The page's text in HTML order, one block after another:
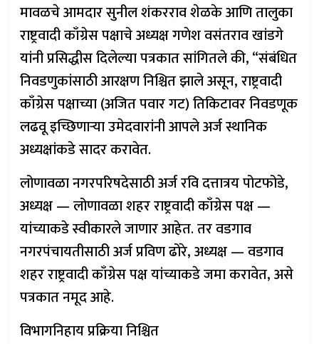
मावळचे आमदार सुनील शंकरराव शेळके आणि तालुका
राष्ट्रवादी काँग्रेस पक्षाचे अध्यक्ष गणेश वसंतराव खांडगे
यांनी प्रसिद्धीस दिलेल्या पत्रकात सांगितले की, “संबंधित
निवडणुकांसाठी आरक्षण निश्चित झाले असून, राष्ट्रवादी
काँग्रेस पक्षाच्या (अजित पवार गट) तिकिटावर निवडणूक
लढवू इच्छिणाऱ्या उमेदवारांनी आपले अर्ज स्थानिक
अध्यक्षांकडे सादर करावेत.
लोणावळा नगरपरिषदेसाठी अर्ज रवि दत्तात्रय पोटफोडे,
अध्यक्ष — लोणावळा शहर राष्ट्रवादी काँग्रेस पक्ष —
यांच्याकडे स्वीकारले जाणार आहेत. तर वडगाव
नगरपंचायतीसाठी अर्ज प्रविण ढोरे, अध्यक्ष — वडगाव
शहर राष्ट्रवादी काँग्रेस पक्ष यांच्याकडे जमा करावेत, असे
पत्रकात नमूद आहे.
विभागनिहाय प्रक्रिया निश्चित